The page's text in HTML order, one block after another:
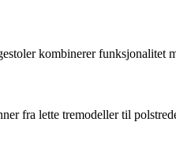
kombinerer funksjonalitet
fra lette tremodeller til